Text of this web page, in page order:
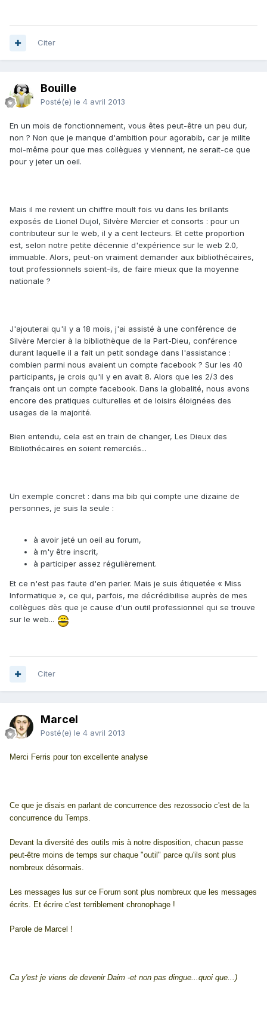
Citer
Bouille
Posté(e) le 4 avril 2013
En un mois de fonctionnement, vous êtes peut-être un peu dur,
non ? Non que je manque d'ambition pour agorabib, car je milite
moi-même pour que mes collègues y viennent, ne serait-ce que
pour y jeter un oeil.
Mais il me revient un chiffre moult fois vu dans les brillants
exposés de Lionel Dujol, Silvère Mercier et consorts : pour un
contributeur sur le web, il y a cent lecteurs. Et cette proportion
est, selon notre petite décennie d'expérience sur le web 2.0,
immuable. Alors, peut-on vraiment demander aux bibliothécaires,
tout professionnels soient-ils, de faire mieux que la moyenne
nationale ?
J'ajouterai qu'il y a 18 mois, j'ai assisté à une conférence de
Silvère Mercier à la bibliothèque de la Part-Dieu, conférence
durant laquelle il a fait un petit sondage dans l'assistance :
combien parmi nous avaient un compte facebook ? Sur les 40
participants, je crois qu'il y en avait 8. Alors que les 2/3 des
français ont un compte facebook. Dans la globalité, nous avons
encore des pratiques culturelles et de loisirs éloignées des
usages de la majorité.
Bien entendu, cela est en train de changer, Les Dieux des
Bibliothécaires en soient remerciés...
Un exemple concret : dans ma bib qui compte une dizaine de
personnes, je suis la seule :
à avoir jeté un oeil au forum,
à m'y être inscrit,
à participer assez régulièrement.
Et ce n'est pas faute d'en parler. Mais je suis étiquetée « Miss
Informatique », ce qui, parfois, me décrédibilise auprès de mes
collègues dès que je cause d'un outil professionnel qui se trouve
sur le web...
Citer
Marcel
Posté(e) le 4 avril 2013
Merci Ferris pour ton excellente analyse
Ce que je disais en parlant de concurrence des rezossocio c'est de la
concurrence du Temps.
Devant la diversité des outils mis à notre disposition, chacun passe
peut-être moins de temps sur chaque "outil" parce qu'ils sont plus
nombreux désormais.
Les messages lus sur ce Forum sont plus nombreux que les messages
écrits. Et écrire c'est terriblement chronophage !
Parole de Marcel !
Ca y'est je viens de devenir Daim -et non pas dingue...quoi que...)